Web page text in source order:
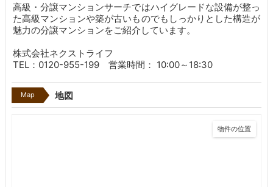
高級・分譲マンションサーチではハイグレードな設備が整っ
た高級マンションや築が古いものでもしっかりとした構造が
魅力の分譲マンションをご紹介しています。
株式会社ネクストライフ
TEL：0120-955-199 営業時間： 10:00～18:30
Map 地図
物件の位置